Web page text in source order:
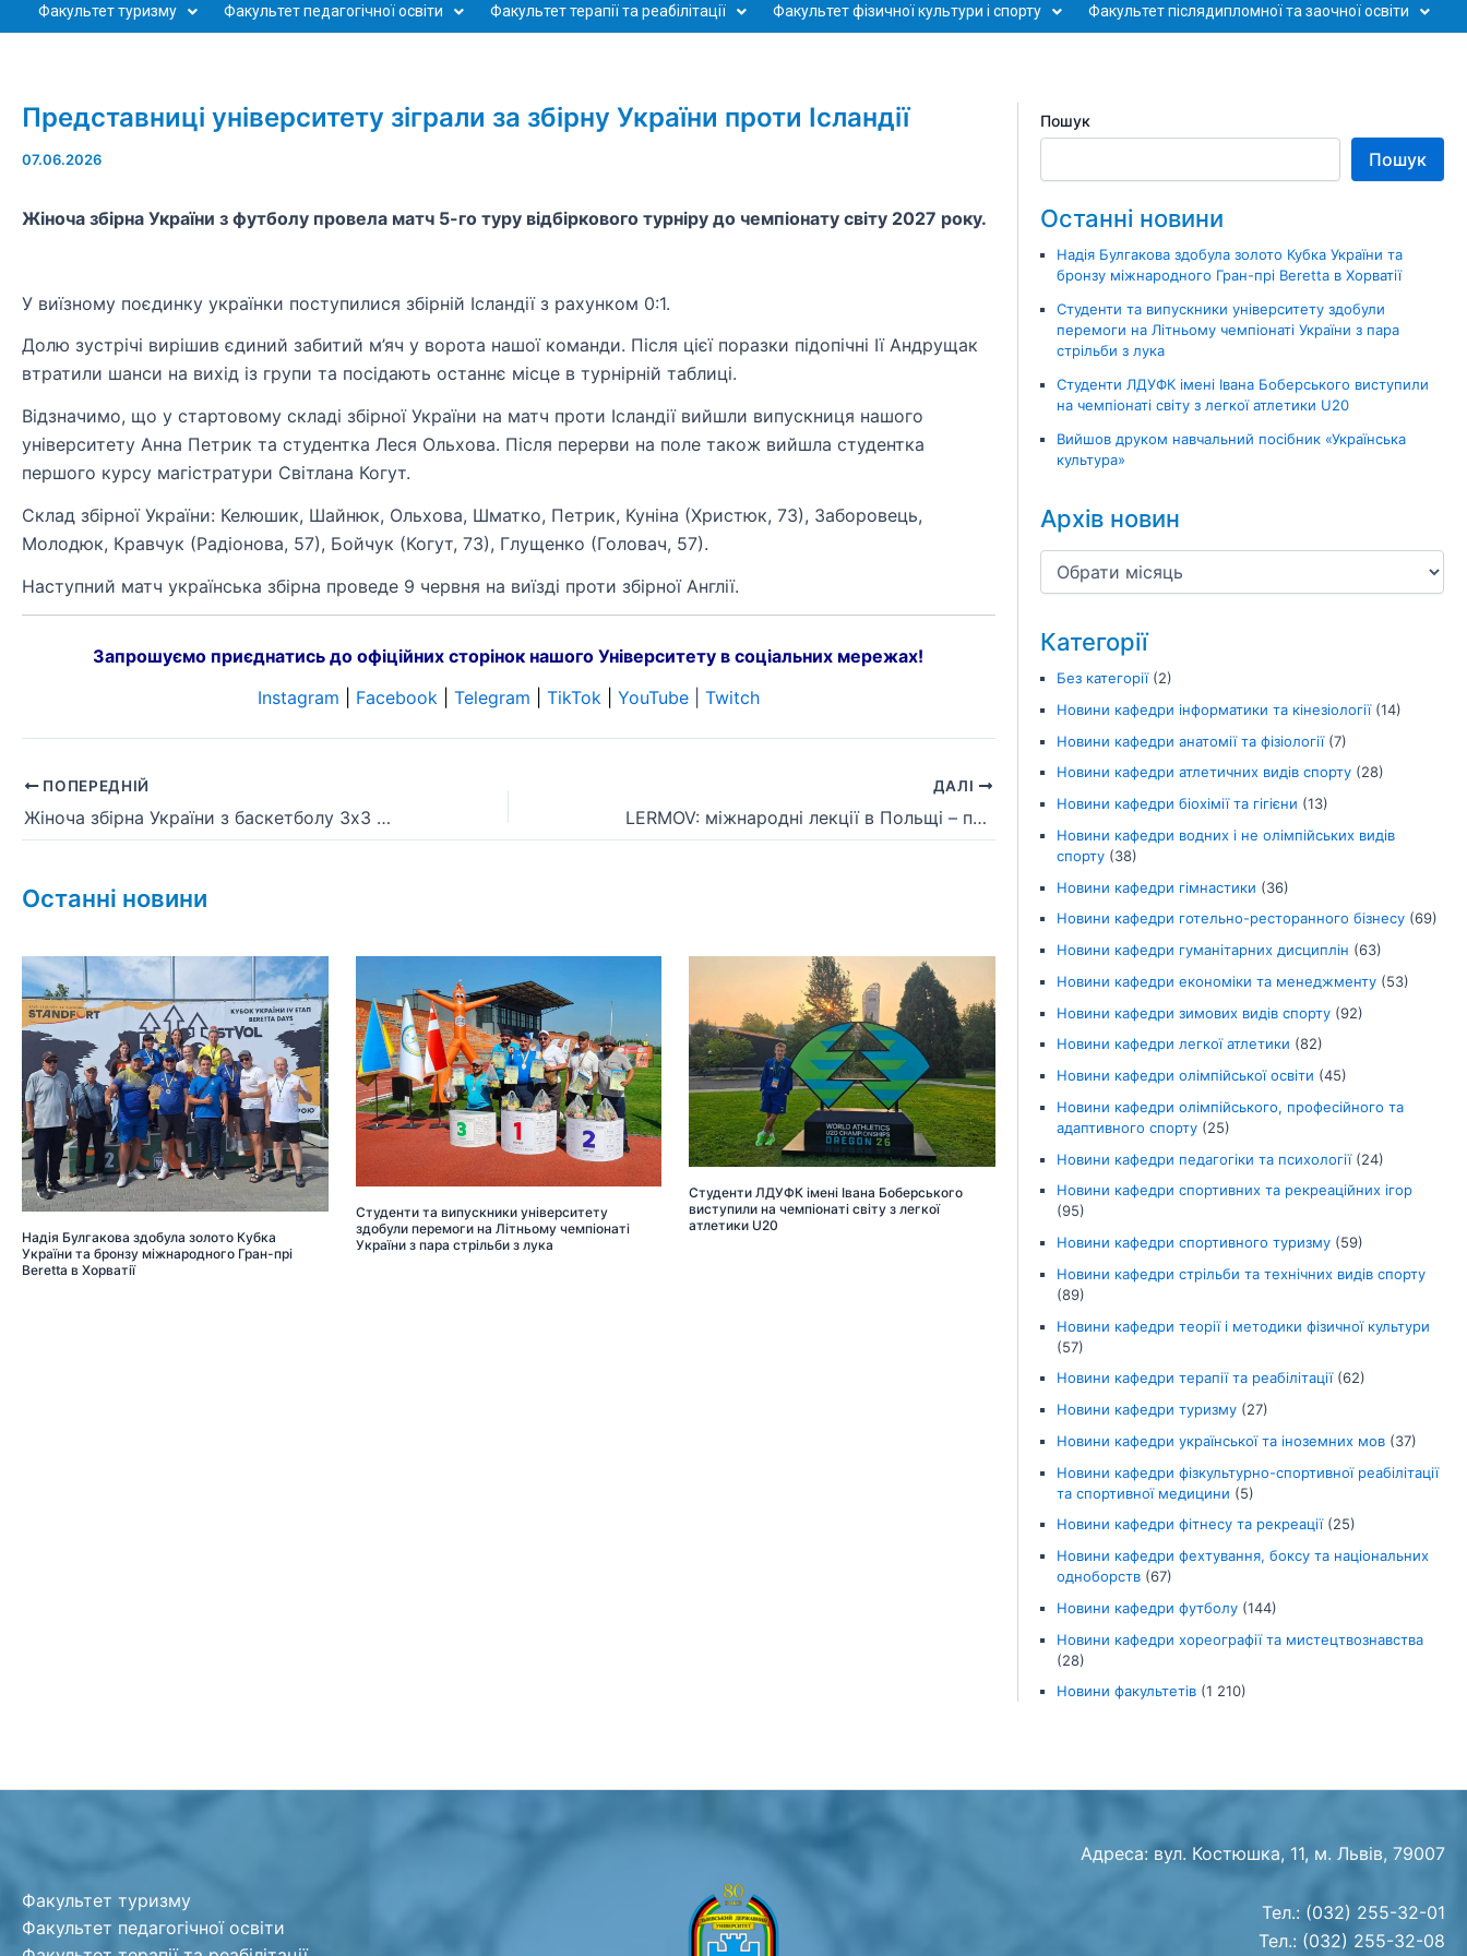
Факультет туризму Факультет педагогічної освіти Факультет терапії та реабілітації Факультет фізичної культури і спорту Факультет післядипломної та заочної освіти
Представниці університету зіграли за збірну України проти Ісландії
07.06.2026
Жіноча збірна України з футболу провела матч 5-го туру відбіркового турніру до чемпіонату світу 2027 року.
У виїзному поєдинку українки поступилися збірній Ісландії з рахунком 0:1.
Долю зустрічі вирішив єдиний забитий м’яч у ворота нашої команди. Після цієї поразки підопічні Ії Андрущак
втратили шанси на вихід із групи та посідають останнє місце в турнірній таблиці.
Відзначимо, що у стартовому складі збірної України на матч проти Ісландії вийшли випускниця нашого
університету Анна Петрик та студентка Леся Ольхова. Після перерви на поле також вийшла студентка
першого курсу магістратури Світлана Когут.
Склад збірної України: Келюшик, Шайнюк, Ольхова, Шматко, Петрик, Куніна (Христюк, 73), Заборовець,
Молодюк, Кравчук (Радіонова, 57), Бойчук (Когут, 73), Глущенко (Головач, 57).
Наступний матч українська збірна проведе 9 червня на виїзді проти збірної Англії.
Запрошуємо приєднатись до офіційних сторінок нашого Університету в соціальних мережах!
Instagram
Facebook| Telegram TikTok| YouTube| Twitch
ПОПЕРЕДНІЙ
Жіноча збірна України з баскетболу 3х3 завершила виступ на чемпіонаті світу
ДАЛІ
LERMOV: міжнародні лекції в Польщі – презентація інноваційної методики «Рух–координація–навчання»
Останні новини
Надія Булгакова здобула золото Кубка
України та бронзу міжнародного Гран-прі
Beretta в Хорватії
Студенти та випускники університету
здобули перемоги на Літньому чемпіонаті
України з пара стрільби з лука
Студенти ЛДУФК імені Івана Боберського
виступили на чемпіонаті світу з легкої
атлетики U20
Пошук
Пошук
Останні новини
Надія Булгакова здобула золото Кубка України та
бронзу міжнародного Гран-прі Beretta в Хорватії
Студенти та випускники університету здобули
перемоги на Літньому чемпіонаті України з пара
стрільби з лука
Студенти ЛДУФК імені Івана Боберського виступили
на чемпіонаті світу з легкої атлетики U20
Вийшов друком навчальний посібник «Українська
культура»
Архів новин
Категорії
Без категорії(2)
Новини кафедри інформатики та кінезіології(14)
Новини кафедри анатомії та фізіології(7)
Новини кафедри атлетичних видів спорту(28)
Новини кафедри біохімії та гігієни (13)
Новини кафедри водних і не олімпійських видів
спорту(38)
Новини кафедри гімнастики (36)
Новини кафедри готельно-ресторанного бізнесу(69)
Новини кафедри гуманітарних дисциплін (63)
Новини кафедри економіки та менеджменту(53)
Новини кафедри зимових видів спорту(92)
Новини кафедри легкої атлетики (82)
Новини кафедри олімпійської освіти (45)
Новини кафедри олімпійського, професійного та
адаптивного спорту(25)
Новини кафедри педагогіки та психології(24)
Новини кафедри спортивних та рекреаційних ігор
(95)
Новини кафедри спортивного туризму(59)
Новини кафедри стрільби та технічних видів спорту
(89)
Новини кафедри теорії і методики фізичної культури
(57)
Новини кафедри терапії та реабілітації(62)
Новини кафедри туризму(27)
Новини кафедри української та іноземних мов(37)
Новини кафедри фізкультурно-спортивної реабілітації
та спортивної медицини (5)
Новини кафедри фітнесу та рекреації(25)
Новини кафедри фехтування, боксу та національних
одноборств(67)
Новини кафедри футболу(144)
Новини кафедри хореографії та мистецтвознавства
(28)
Новини факультетів(1 210)
Факультет туризму
Факультет педагогічної освіти
Адреса: вул. Костюшка, 11, м. Львів, 79007
Тел.: (032) 255-32-01
Тел.: (032) 255-32-08